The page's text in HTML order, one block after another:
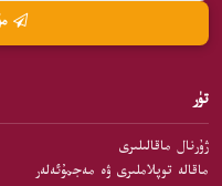
تۈر
ژۇرنال ماقالىلىرى
ماقالە توپلاملىرى ۋە مەجمۇئەلەر